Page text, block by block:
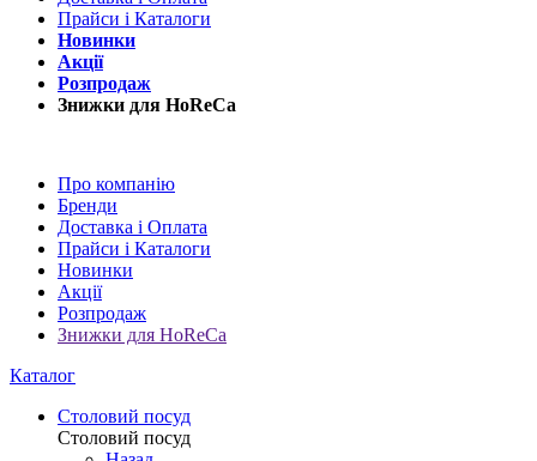
Прайси і Каталоги
Новинки
Акції
Розпродаж
Знижки для HoReCa
Про компанію
Бренди
Доставка і Оплата
Прайси і Каталоги
Новинки
Акції
Розпродаж
Знижки для HoReCa
Каталог
Столовий посуд
Столовий посуд